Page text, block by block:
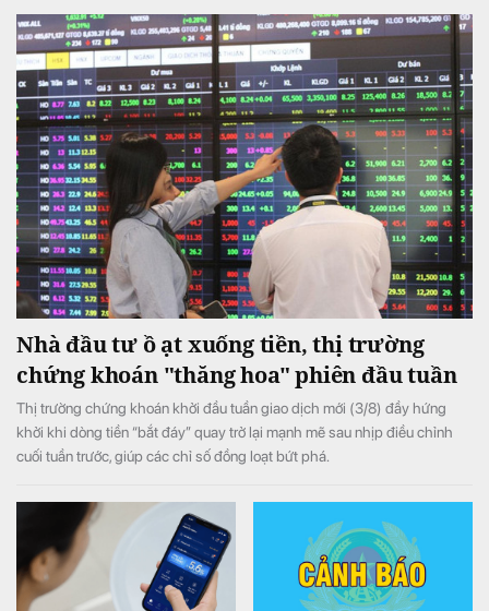
Nhà đầu tư ồ ạt xuống tiền, thị trường
chứng khoán "thăng hoa" phiên đầu tuần
Thị trường chứng khoán khởi đầu tuần giao dịch mới (3/8) đầy hứng
khởi khi dòng tiền “bắt đáy” quay trở lại mạnh mẽ sau nhịp điều chỉnh
cuối tuần trước, giúp các chỉ số đồng loạt bứt phá.